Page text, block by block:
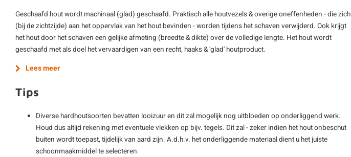
Geschaafd hout wordt machinaal (glad) geschaafd. Praktisch alle houtvezels & overige oneffenheden - die zich
(bij de zichtzijde) aan het oppervlak van het hout bevinden - worden tijdens het schaven verwijderd. Ook krijgt
het hout door het schaven een gelijke afmeting (breedte & dikte) over de volledige lengte. Het hout wordt
geschaafd met als doel het vervaardigen van een recht, haaks & 'glad' houtproduct.
Lees meer
Tips
Diverse hardhoutsoorten bevatten looizuur en dit zal mogelijk nog uitbloeden op onderliggend werk.
Houd dus altijd rekening met eventuele vlekken op bijv. tegels. Dit zal - zeker indien het hout onbeschut
buiten wordt toepast, tijdelijk van aard zijn. A.d.h.v. het onderliggende materiaal dient u het juiste
schoonmaakmiddel te selecteren.